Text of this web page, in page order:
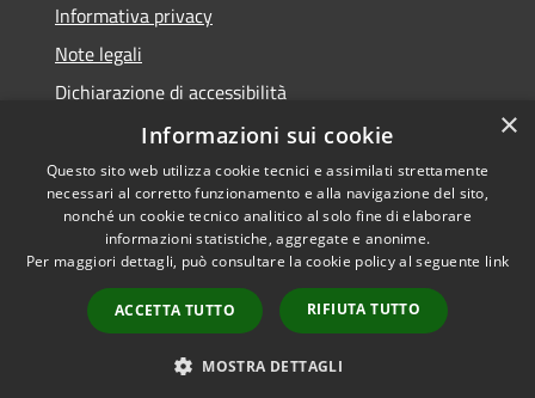
Informativa privacy
Note legali
Dichiarazione di accessibilità
Informative Privacy
RSS
Accessibilità
Copyright © 2026 • Comune di
Municipium•
Accesso
redazione
×
Informazioni sui cookie
Questo sito web utilizza cookie tecnici e assimilati strettamente
necessari al corretto funzionamento e alla navigazione del sito,
nonché un cookie tecnico analitico al solo fine di elaborare
informazioni statistiche, aggregate e anonime.
Per maggiori dettagli, può consultare la cookie policy al seguente link
ACCETTA TUTTO RIFIUTA TUTTO
MOSTRA DETTAGLI